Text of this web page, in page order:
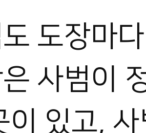
도장마
사범이
이 있고,